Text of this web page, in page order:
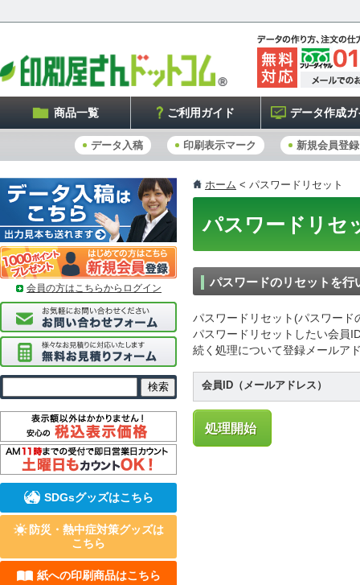
商品一覧 ご利用ガイド データ作成ガ
データ入稿 印刷表示マーク 新規会員登録
ホーム < パスワードリセット
パスワードリセ
パスワードのリセットを行
パスワードリセット(パスワード
パスワードリセットしたい会員
続く処理について登録メールア
会員ID（メールアドレス）
処理開始
会員の方はこちらからログイン
SDGsグッズはこちら
防災・熱中症対策グッズは
こちら
紙への印刷商品はこちら